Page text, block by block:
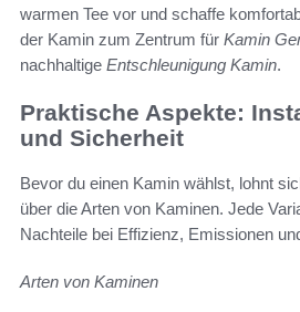
warmen Tee vor und schaffe
der Kamin zum Zentrum für Kamin
nachhaltige Entschleunigung Kamin.
Praktische Aspekte:
und Sicherheit
Bevor du einen Kamin wählst, lohnt
über die Arten von Kaminen. Jede
Nachteile bei Effizienz, Emissionen
Arten von Kaminen